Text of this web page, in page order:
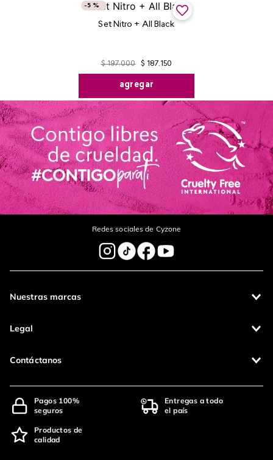
Set Nitro + All Black
-5 %
$ 197.000 $ 187.150
agregar
Redes sociales de Cyzone
Nuestras marcas
Legal
Contáctanos
Pagos 100%
seguros
Entregas a todo
el país
Productos de
calidad